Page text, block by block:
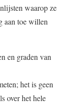
waarop ze
aan toe willen
en graden van
het is geen
over het hele